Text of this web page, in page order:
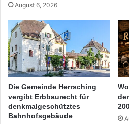
August 6, 2026
Die Gemeinde Herrsching
vergibt Erbbaurecht für
denkmalgeschütztes
Bahnhofsgebäude